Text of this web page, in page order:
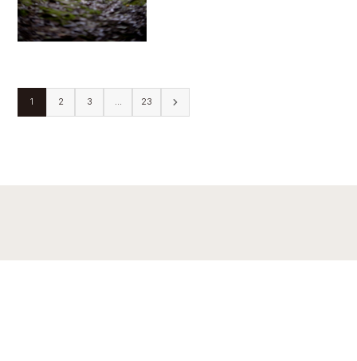
1 2 3 … 23